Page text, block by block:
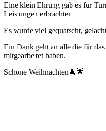
Eine klein Ehrung gab es für
Leistungen erbrachten.
Es wurde viel gequatscht,
Ein Dank geht an alle die für
mitgearbeitet haben.
Schöne Weihnachten🎄🌟